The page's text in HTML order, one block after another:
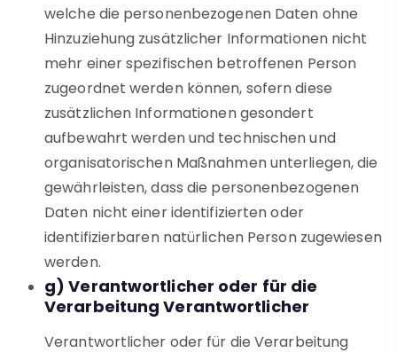
welche die personenbezogenen Daten ohne
Hinzuziehung zusätzlicher Informationen nicht
mehr einer spezifischen betroffenen Person
zugeordnet werden können, sofern diese
zusätzlichen Informationen gesondert
aufbewahrt werden und technischen und
organisatorischen Maßnahmen unterliegen, die
gewährleisten, dass die personenbezogenen
Daten nicht einer identifizierten oder
identifizierbaren natürlichen Person zugewiesen
werden.
g) Verantwortlicher oder für die
Verarbeitung Verantwortlicher
Verantwortlicher oder für die Verarbeitung